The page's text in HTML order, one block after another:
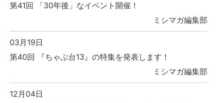
第41回 「30年後」なイベント開催！
ミシマガ編集部
03月19日
第40回 『ちゃぶ台13』の特集を発表します！
ミシマガ編集部
12月04日